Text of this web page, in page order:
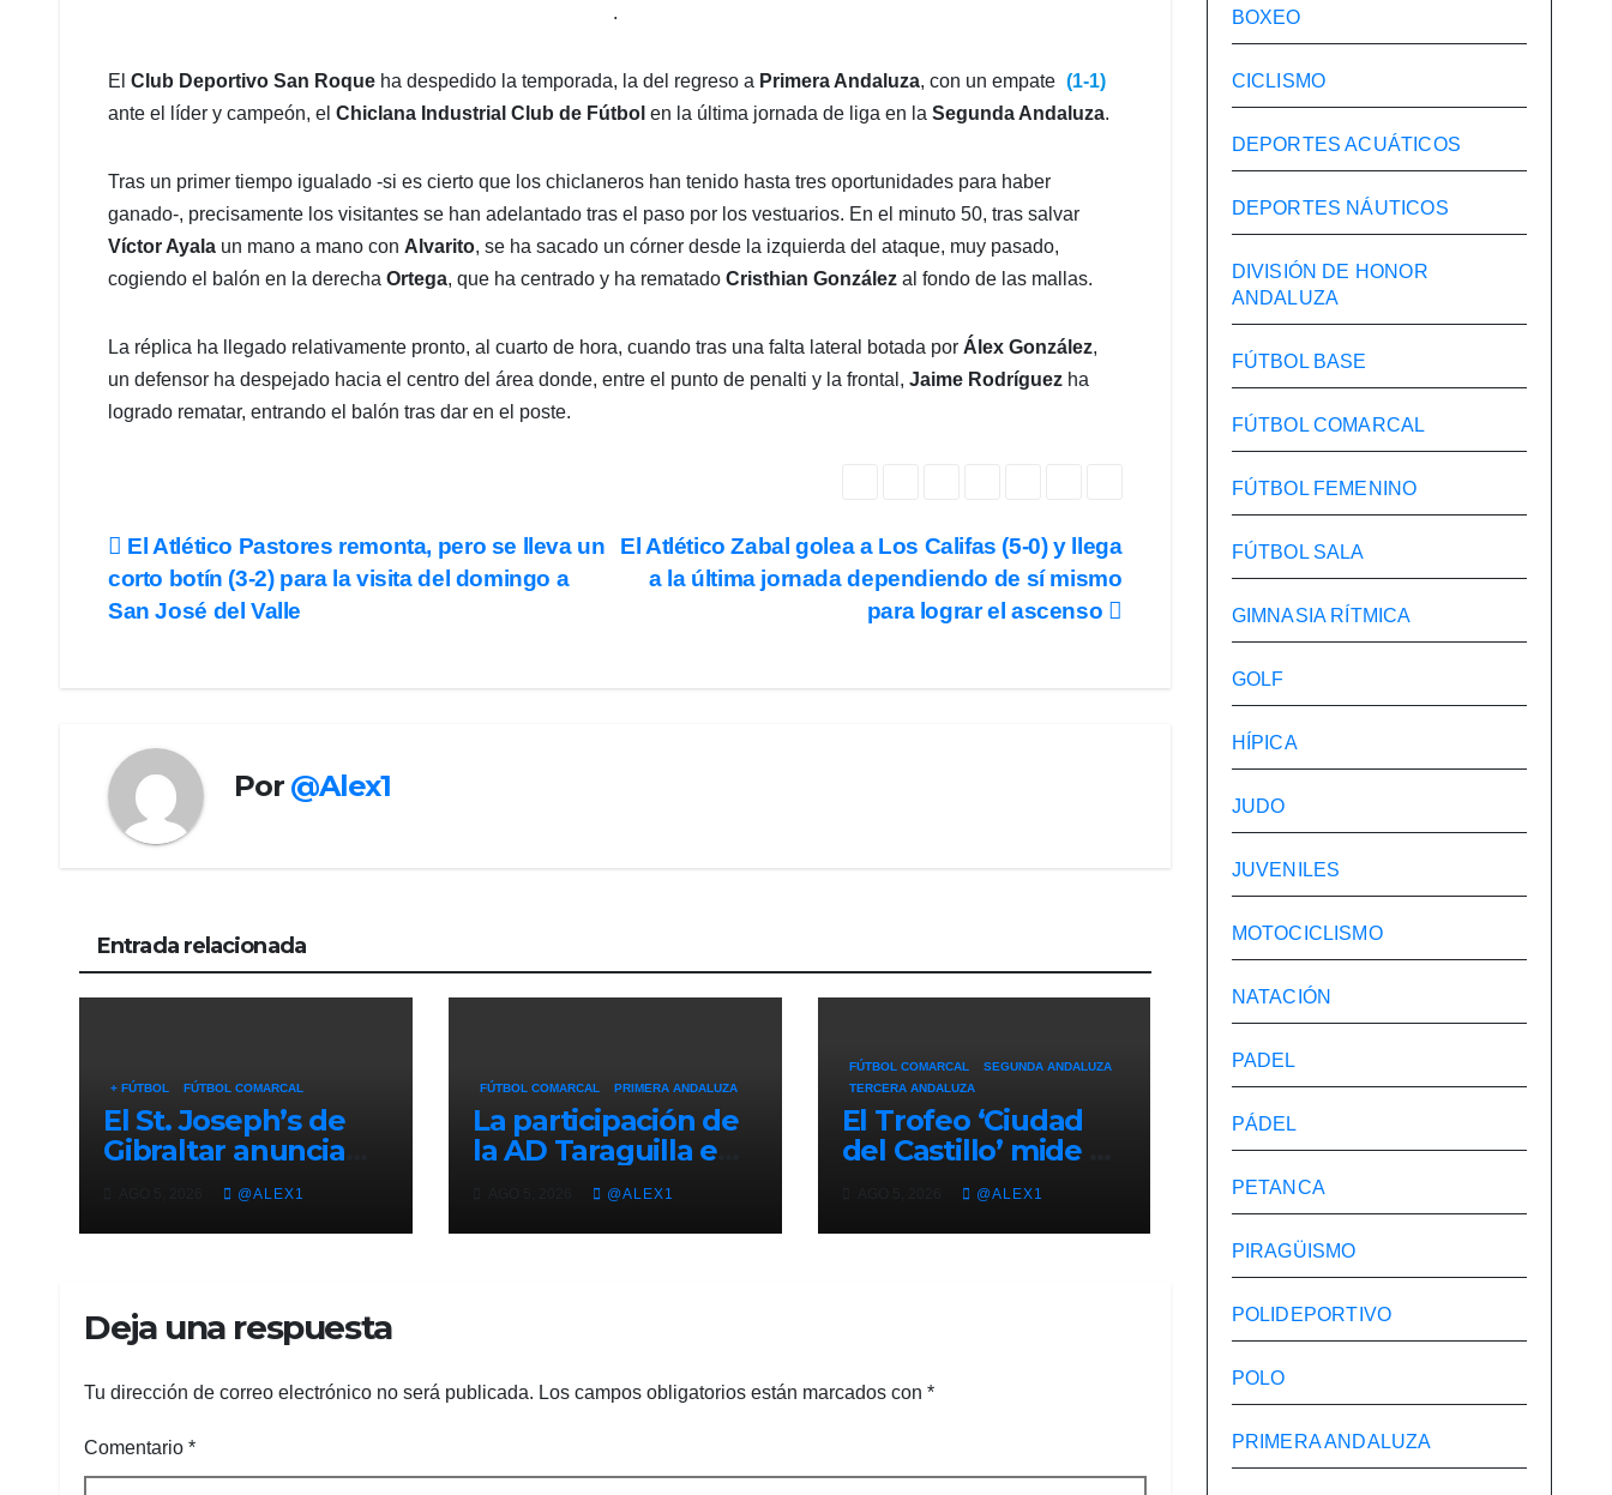
.
El Club Deportivo San Roque ha despedido la temporada, la del regreso a Primera Andaluza, con un empate (1-1)
ante el líder y campeón, el Chiclana Industrial Club de Fútbol en la última jornada de liga en la Segunda Andaluza.
Tras un primer tiempo igualado -si es cierto que los chiclaneros han tenido hasta tres oportunidades para haber
ganado-, precisamente los visitantes se han adelantado tras el paso por los vestuarios. En el minuto 50, tras salvar
Víctor Ayala un mano a mano con Alvarito, se ha sacado un córner desde la izquierda del ataque, muy pasado,
cogiendo el balón en la derecha Ortega, que ha centrado y ha rematado Cristhian González al fondo de las mallas.
La réplica ha llegado relativamente pronto, al cuarto de hora, cuando tras una falta lateral botada por Álex González,
un defensor ha despejado hacia el centro del área donde, entre el punto de penalti y la frontal, Jaime Rodríguez ha
logrado rematar, entrando el balón tras dar en el poste.
Navegación
de
El Atlético Zabal golea a Los Califas (5-0) y llega
a la última jornada dependiendo de sí mismo
para lograr el ascenso
El Atlético Pastores remonta, pero se lleva un
corto botín (3-2) para la visita del domingo a
San José del Valle
Por @Alex1
Entrada relacionada
+ FÚTBOL FÚTBOL COMARCAL
El St. Joseph’s de
Gibraltar anuncia
los fichajes del
meta sanroqueño
Iván Villanueva y del
@ALEX1
FÚTBOL COMARCAL PRIMERA ANDALUZA
La participación de
la AD Taraguilla en
la Copa Andaluza
condiciona la
presente edición
@ALEX1
FÚTBOL COMARCAL
SEGUNDA ANDALUZA
TERCERA ANDALUZA
El Trofeo ‘Ciudad
del Castillo’ mide el
potencial de
Athletic Jimena y
del nuevo filial del
@ALEX1
Deja una respuesta
Tu dirección de correo electrónico no será publicada. Los campos obligatorios están marcados con *
Comentario *
BOXEO
CICLISMO
DEPORTES ACUÁTICOS
DEPORTES NÁUTICOS
DIVISIÓN DE HONOR
ANDALUZA
FÚTBOL BASE
FÚTBOL COMARCAL
FÚTBOL FEMENINO
FÚTBOL SALA
GIMNASIA RÍTMICA
GOLF
HÍPICA
JUDO
JUVENILES
MOTOCICLISMO
NATACIÓN
PADEL
PÁDEL
PETANCA
PIRAGÜISMO
POLIDEPORTIVO
POLO
PRIMERA ANDALUZA